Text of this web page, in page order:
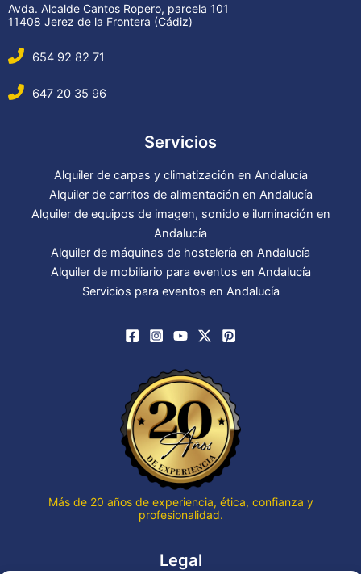
Avda. Alcalde Cantos Ropero, parcela 101
11408 Jerez de la Frontera (Cádiz)
654 92 82 71
647 20 35 96
Servicios
Alquiler de carpas y climatización en Andalucía
Alquiler de carritos de alimentación en Andalucía
Alquiler de equipos de imagen, sonido e iluminación en
Andalucía
Alquiler de máquinas de hostelería en Andalucía
Alquiler de mobiliario para eventos en Andalucía
Servicios para eventos en Andalucía
Más de 20 años de experiencia, ética, confianza y
profesionalidad.
Legal